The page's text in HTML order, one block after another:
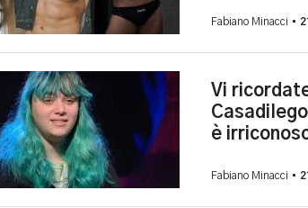
Fabiano Minacci •
Vi
è
Fabiano Minacci •